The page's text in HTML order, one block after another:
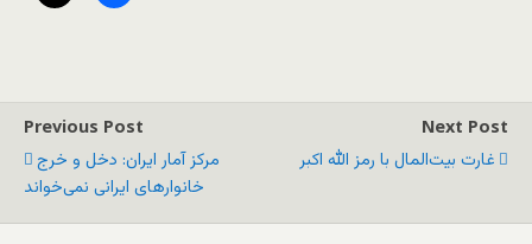
Previous Post
مرکز آمار ایران: دخل و خرج
خانوارهای ایرانی نمی‌خواند
Next Post
غارت بيت‌المال با رمز الله اکبر